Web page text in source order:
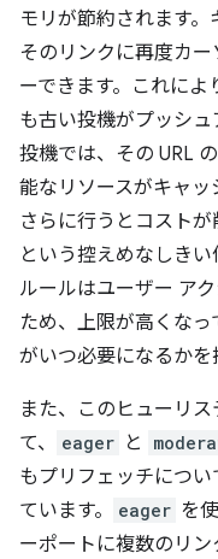
モリが節約されます
そのリンクに再度カ
ーできます。これによ
も古い投機がプッシ
投機では、その URL
能なリソースがキャ
さらに行うとコスト
という控えめなしき
ルールはユーザー ア
ため、上限が高くな
がいつ必要になるかを
また、このヒューリ
て、
eager と
もプリフェッチにつ
ています。
eager を
ーポートに複数のリ